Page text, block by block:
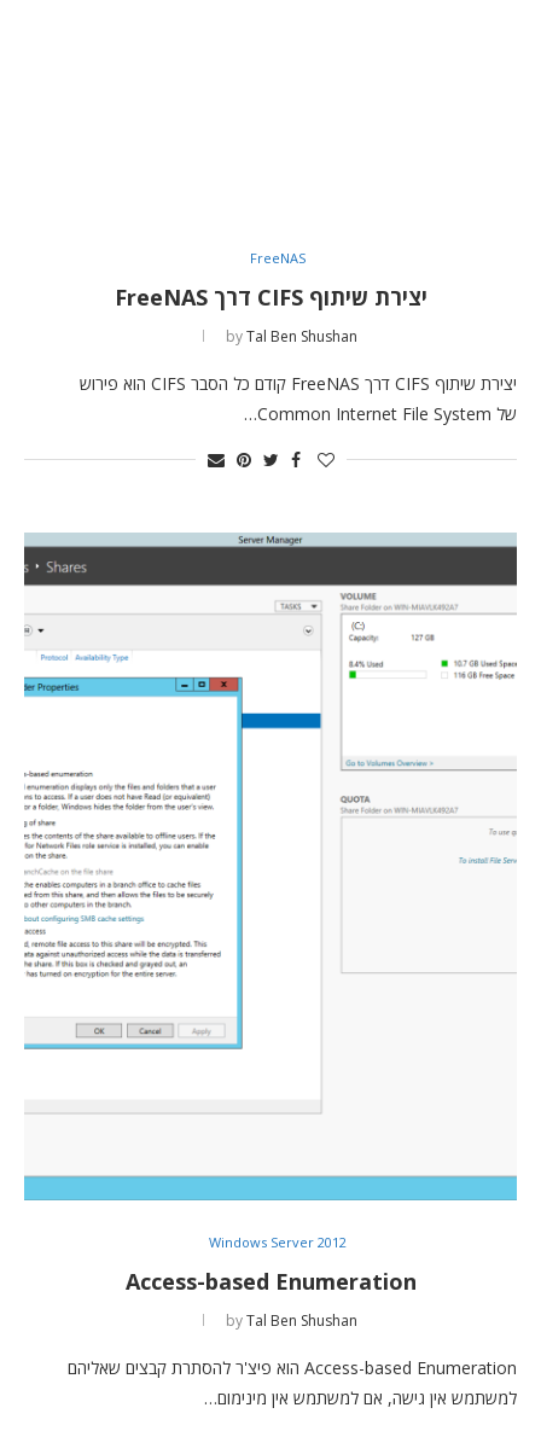
FreeNAS
יצירת שיתוף CIFS דרך FreeNAS
byTal Ben Shushan
יצירת שיתוף CIFS דרך FreeNAS קודם כל הסבר CIFS הוא פירוש
של Common Internet File System…
Windows Server 2012
Access-based Enumeration
byTal Ben Shushan
Access-based Enumeration הוא פיצ'ר להסתרת קבצים שאליהם
למשתמש אין גישה, אם למשתמש אין מינימום…